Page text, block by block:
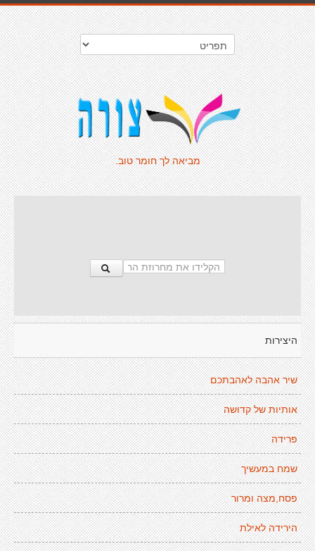
מביאה לך חומר טוב.
היצירות
שיר אהבה לאהבתכם
אותיות של קדושה
פרידה
שמח במעשיך
פסח,מצה ומרור
הירידה לאילת